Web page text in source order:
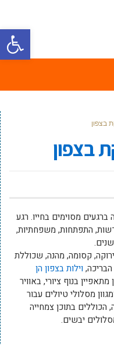
פתח
בצפון
בצפון
מסוימים בחייו. רגע
התפתחות, משפחתיות,
קסומה, מהנה, שכוללת
וילות בצפון הן
מתאפיין בנוף ציורי, באוויר
מסלולי טיולים עבור
בתוכן צמחייה
יבשים.